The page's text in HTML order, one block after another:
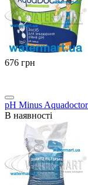
‍676‍ грн
pH Minus
В наявності